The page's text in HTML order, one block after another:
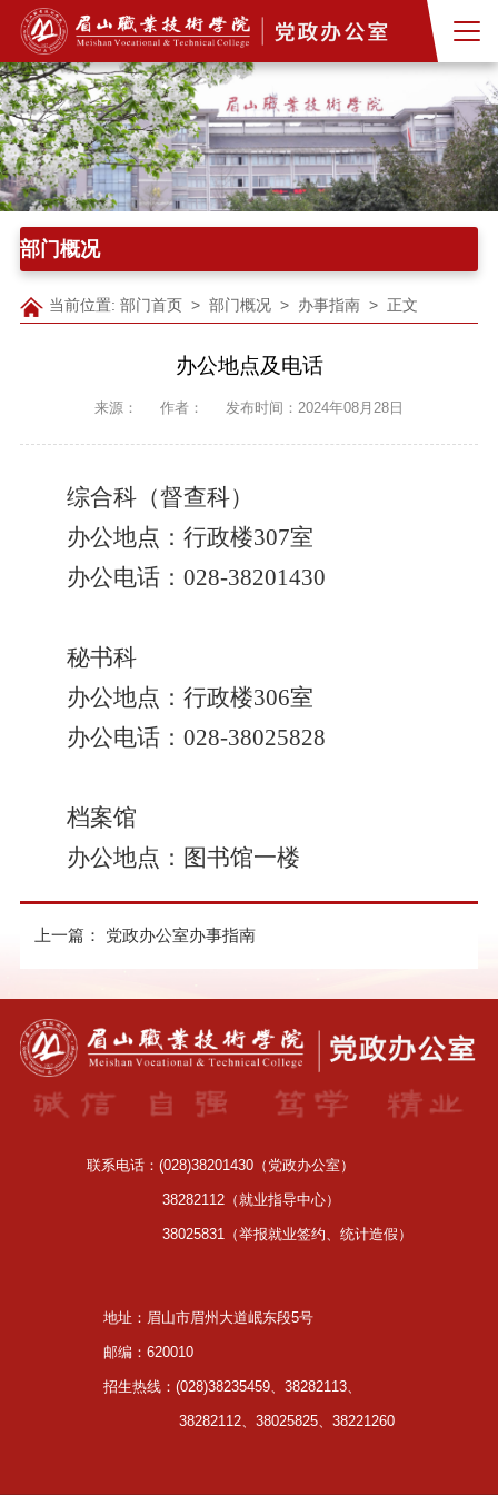
部门概况
当前位置: 部门首页> 部门概况> 办事指南> 正文
办公地点及电话
来源： 作者： 发布时间：2024年08月28日
综合科（督查科）
办公地点：行政楼307室
办公电话：028-38201430
秘书科
办公地点：行政楼306室
办公电话：028-38025828
档案馆
办公地点：图书馆一楼
上一篇： 党政办公室办事指南
联系电话：(028)38201430（党政办公室）
38282112（就业指导中心）
38025831（举报就业签约、统计造假）
地址：眉山市眉州大道岷东段5号
邮编：620010
招生热线：(028)38235459、38282113、
38282112、38025825、38221260